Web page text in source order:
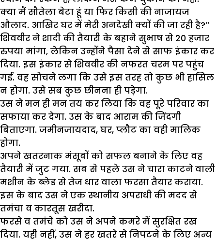
क्या मैं सौतेला बेटा हूं या फिर किसी की नाजायज
औलाद. आखिर घर में मेरी अनदेखी क्यों की जा रही है?’’
शिववीर ने शादी की तैयारी के बहाने सुभाष से 20 हजार
रुपया मांगा, लेकिन उन्होंने पैसा देने से साफ इंकार कर
दिया. इस इंकार से शिववीर की नफरत चरम पर पहुंच
गई. वह सोचने लगा कि उसे इस तरह तो कुछ भी हासिल
न होगा. उसे सब कुछ छीनना ही पड़ेगा.
उस ने मन ही मन तय कर लिया कि वह पूरे परिवार का
सफाया कर देगा. उस के बाद आराम की जिंदगी
बिताएगा. जमीनजायदाद, घर, प्लौट का वही मालिक
होगा.
अपने खतरनाक मंसूबों को सफल बनाने के लिए वह
तैयारी में जुट गया. सब से पहले उस ने चारा काटने वाली
मशीन के ब्लेड से तेज धार वाला फरसा तैयार कराया.
इस के बाद उस ने एक स्थानीय अपराधी की मदद से
तमंचा व कारतूस खरीदा.
फरसे व तमंचे को उस ने अपने कमरे में सुरक्षित रख
दिया. यही नहीं, उस ने हर खतरे से निपटने के लिए अन्य